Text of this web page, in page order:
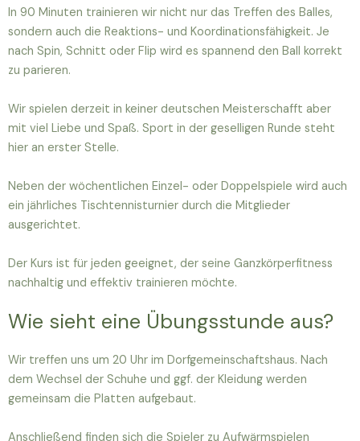
In 90 Minuten trainieren wir nicht nur das Treffen des Balles,
sondern auch die Reaktions- und Koordinationsfähigkeit. Je
nach Spin, Schnitt oder Flip wird es spannend den Ball korrekt
zu parieren.
Wir spielen derzeit in keiner deutschen Meisterschafft aber
mit viel Liebe und Spaß. Sport in der geselligen Runde steht
hier an erster Stelle.
Neben der wöchentlichen Einzel- oder Doppelspiele wird auch
ein jährliches Tischtennisturnier durch die Mitglieder
ausgerichtet.
Der Kurs ist für jeden geeignet, der seine Ganzkörperfitness
nachhaltig und effektiv trainieren möchte.
Wie sieht eine Übungsstunde aus?
Wir treffen uns um 20 Uhr im Dorfgemeinschaftshaus. Nach
dem Wechsel der Schuhe und ggf. der Kleidung werden
gemeinsam die Platten aufgebaut.
Anschließend finden sich die Spieler zu Aufwärmspielen